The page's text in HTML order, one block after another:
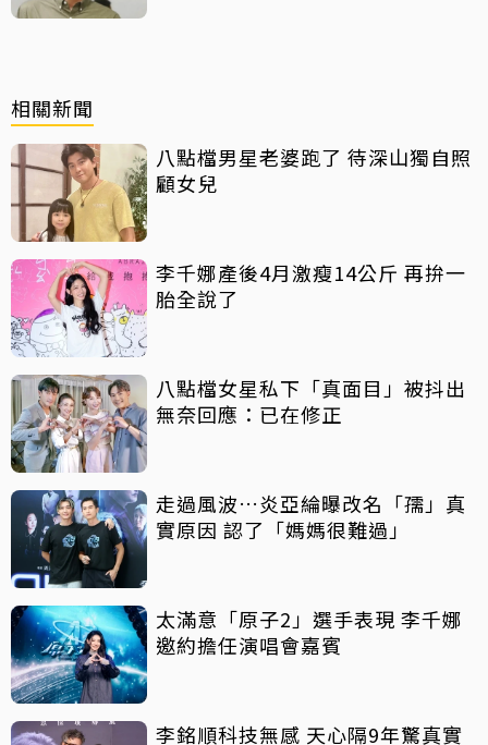
相關新聞
八點檔男星老婆跑了 待深山獨自照
顧女兒
李千娜產後4月激瘦14公斤 再拚一
胎全說了
八點檔女星私下「真面目」被抖出
無奈回應：已在修正
走過風波…炎亞綸曝改名「孺」真
實原因 認了「媽媽很難過」
太滿意「原子2」選手表現 李千娜
邀約擔任演唱會嘉賓
李銘順科技無感 天心隔9年驚真實